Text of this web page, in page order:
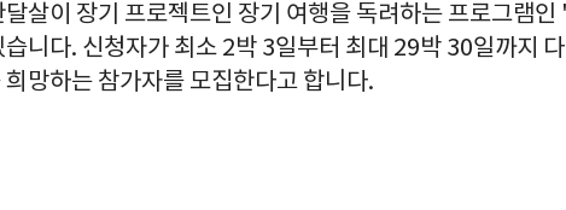
살이 장기 프로젝트인 장기 여행을 독려하는 프로그램
니다. 신청자가 최소 2박 3일부터 최대 29박 30일까지
망하는 참가자를 모집한다고 합니다.